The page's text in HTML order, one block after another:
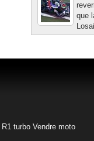
que
R1 turbo Vendre moto